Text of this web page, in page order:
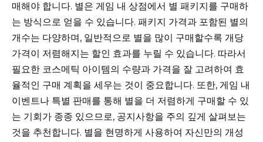
매해야 합니다. 별은 게임 내 상점에서 별 패키지를 구매하
는 방식으로 얻을 수 있습니다. 패키지 가격과 포함된 별의
개수는 다양하며, 일반적으로 별을 많이 구매할수록 개당
가격이 저렴해지는 할인 효과를 누릴 수 있습니다. 따라서
필요한 코스메틱 아이템의 수량과 가격을 잘 고려하여 효
율적인 구매 계획을 세우는 것이 중요합니다. 또한, 게임 내
이벤트나 특별 판매를 통해 별을 더 저렴하게 구매할 수 있
는 기회가 종종 있으므로, 공지사항을 주의 깊게 살펴보는
것을 추천합니다. 별을 현명하게 사용하여 자신만의 개성